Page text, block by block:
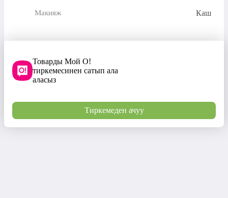
Макияж Каш
Товарды Мой О!
тиркемесинен сатып ала
аласыз
Тиркемеден ачуу